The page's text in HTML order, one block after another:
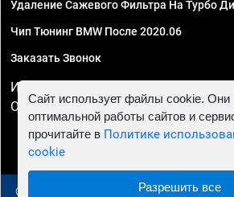
Удаление Сажевого Фильтра На Турбо
Чип Тюнинг BMW После 2020.06
Заказать Звонок
ИП Смирнов Георгий Павлович. ИНН
ОГРНИП 324470400032610
© 2010 - 2026 Чип тюнинг в Сургуте
Сайт использует файлы cookie.
оптимальной работы сайтов и
прочитайте в Политике
cookie
Разрешить все